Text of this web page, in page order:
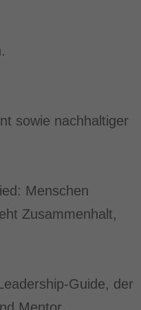
sowie nachhaltiger
Menschen
Zusammenhalt,
Guide, der
Mentor.